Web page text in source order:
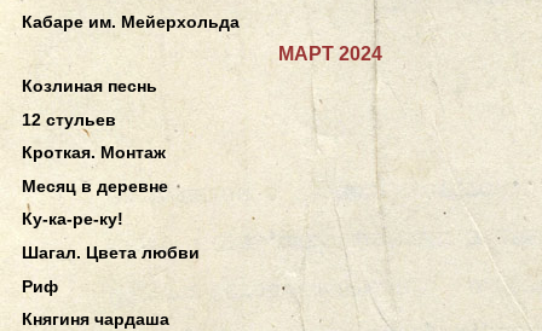
Кабаре им. Мейерхольда
МАРТ 2024
Козлиная песнь
12 стульев
Кроткая. Монтаж
Месяц в деревне
Ку-ка-ре-ку!
Шагал. Цвета любви
Риф
Княгиня чардаша